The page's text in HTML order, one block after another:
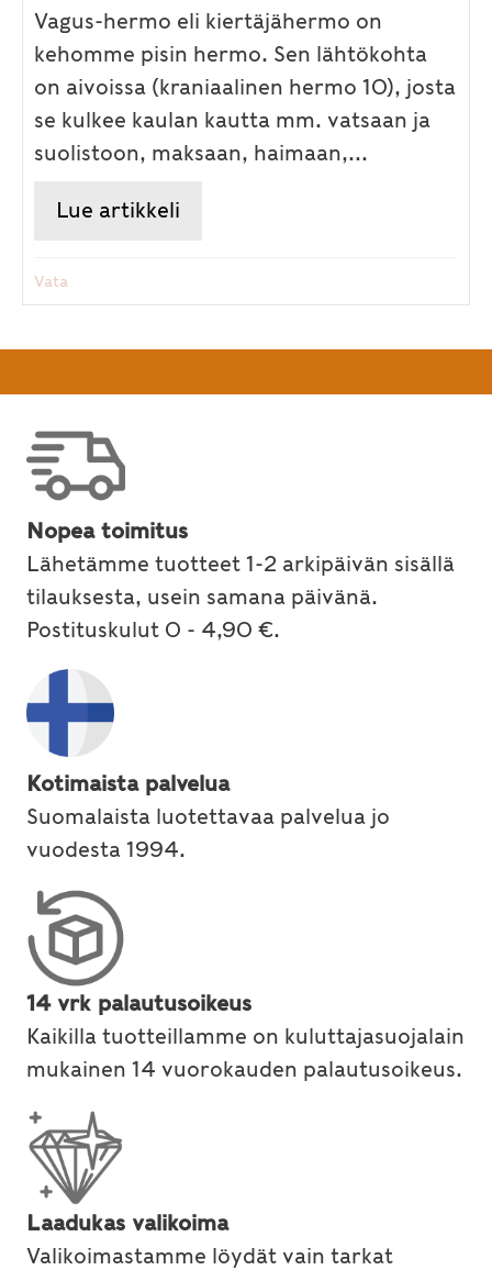
Vagus-hermo eli kiertäjähermo on
kehomme pisin hermo. Sen lähtökohta
on aivoissa (kraniaalinen hermo 10), josta
se kulkee kaulan kautta mm. vatsaan ja
suolistoon, maksaan, haimaan,...
Lue artikkeli
Vata
Nopea toimitus
Lähetämme tuotteet 1-2 arkipäivän sisällä
tilauksesta, usein samana päivänä.
Postituskulut 0 - 4,90 €.
Kotimaista palvelua
Suomalaista luotettavaa palvelua jo
vuodesta 1994.
14 vrk palautusoikeus
Kaikilla tuotteillamme on kuluttajasuojalain
mukainen 14 vuorokauden palautusoikeus.
Laadukas valikoima
Valikoimastamme löydät vain tarkat